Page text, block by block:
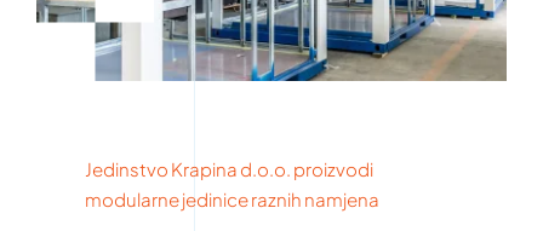
Jedinstvo Krapina d.o.o. proizvodi
modularne jedinice raznih namjena